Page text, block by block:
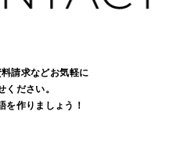
請求などお気軽に
ください。
を作りましょう！